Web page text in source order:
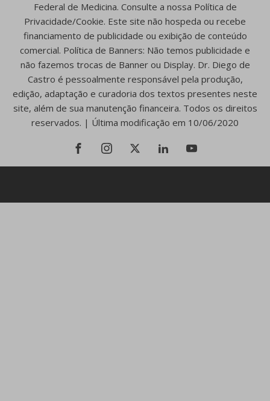
Federal de Medicina. Consulte a nossa Política de
Privacidade/Cookie. Este site não hospeda ou recebe
financiamento de publicidade ou exibição de conteúdo
comercial. Política de Banners: Não temos publicidade e
não fazemos trocas de Banner ou Display. Dr. Diego de
Castro é pessoalmente responsável pela produção,
edição, adaptação e curadoria dos textos presentes neste
site, além de sua manutenção financeira. Todos os direitos
reservados. | Última modificação em 10/06/2020